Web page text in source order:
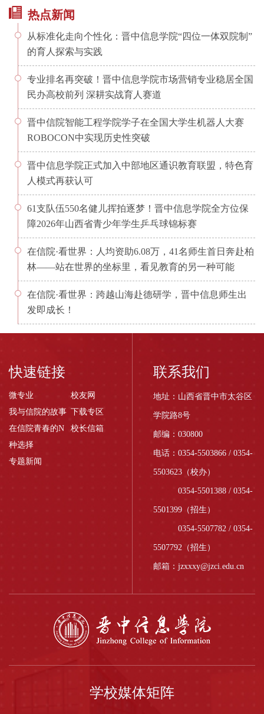
热点新闻
从标准化走向个性化：晋中信息学院“四位一体双院制”
的育人探索与实践
专业排名再突破！晋中信息学院市场营销专业稳居全国
民办高校前列 深耕实战育人赛道
晋中信院智能工程学院学子在全国大学生机器人大赛
ROBOCON中实现历史性突破
晋中信息学院正式加入中部地区通识教育联盟，特色育
人模式再获认可
61支队伍550名健儿挥拍逐梦！晋中信息学院全方位保
障2026年山西省青少年学生乒乓球锦标赛
在信院·看世界：人均资助6.08万，41名师生首日奔赴柏
林——站在世界的坐标里，看见教育的另一种可能
在信院·看世界：跨越山海赴德研学，晋中信息师生出
发即成长！
快速链接
微专业
校友网
我与信院的故事 下载专区
在信院青春的N
种选择
校长信箱
专题新闻
联系我们
地址：山西省晋中市太谷区
学院路8号
邮编：030800
电话：0354-5503866 / 0354-
5503623（校办）
0354-5501388 / 0354-
5501399（招生）
0354-5507782 / 0354-
5507792（招生）
邮箱：jzxxxy@jzci.edu.cn
学校媒体矩阵